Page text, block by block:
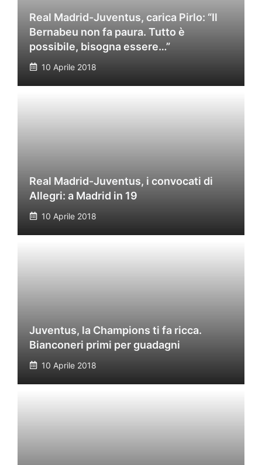
Real Madrid-Juventus, carica Pirlo: “Il
Bernabeu non fa paura. Tutto è
possibile, bisogna essere…”
10 Aprile 2018
Real Madrid-Juventus, i convocati di
Allegri: a Madrid in 19
10 Aprile 2018
Juventus, la Champions ti fa ricca.
Bianconeri primi per guadagni
10 Aprile 2018